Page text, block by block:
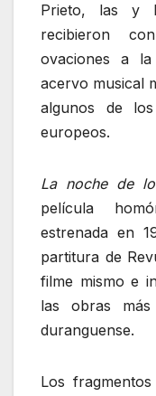
Prieto, las y
recibieron
ovaciones a
acervo musical
algunos de
europeos.
La noche de
película
estrenada en
partitura de
filme mismo e
las obras más
duranguense.
Los